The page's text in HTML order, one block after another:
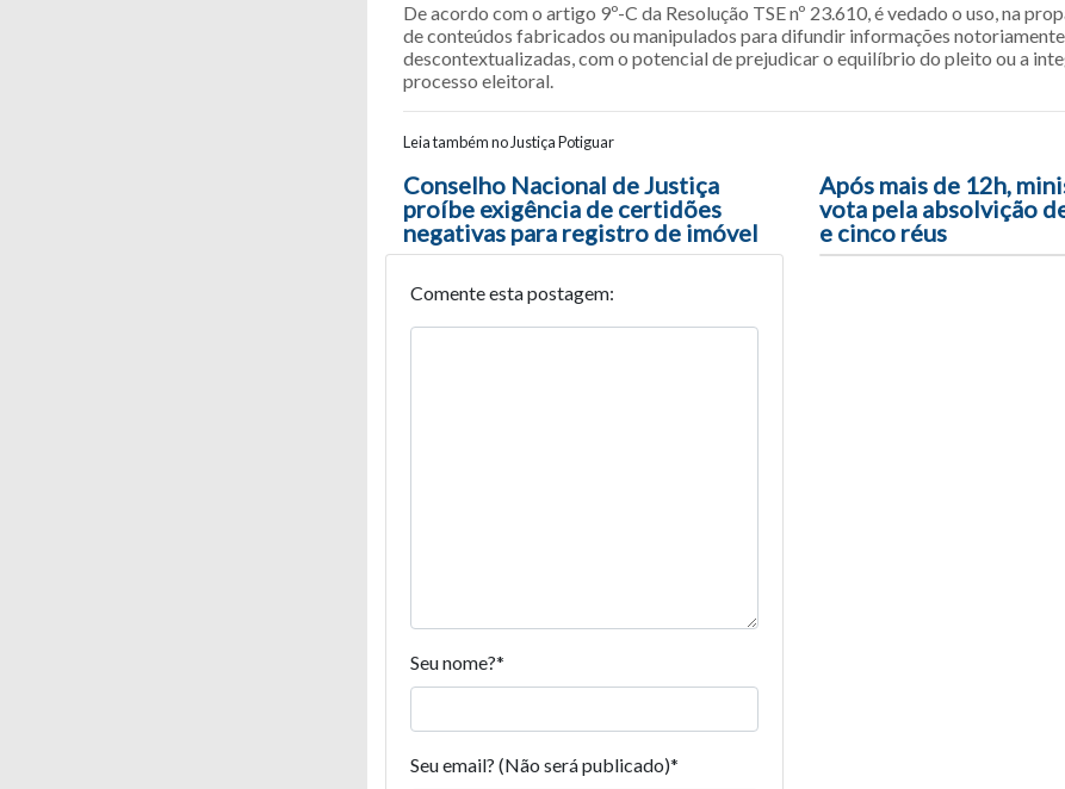
De acordo com o artigo 9º-C da Resolução TSE nº 23.610, é vedado o uso, na
de conteúdos fabricados ou manipulados para difundir informações
descontextualizadas, com o potencial de prejudicar o equilíbrio do pleito ou a
processo eleitoral.
Leia também no Justiça Potiguar
Navegação entre posts
Conselho Nacional de Justiça
proíbe exigência de certidões
negativas para registro de imóvel
Após mais de 12h,
vota pela absolvição
e cinco réus
Comente esta postagem:
Seu nome?*
Seu email? (Não será publicado)*